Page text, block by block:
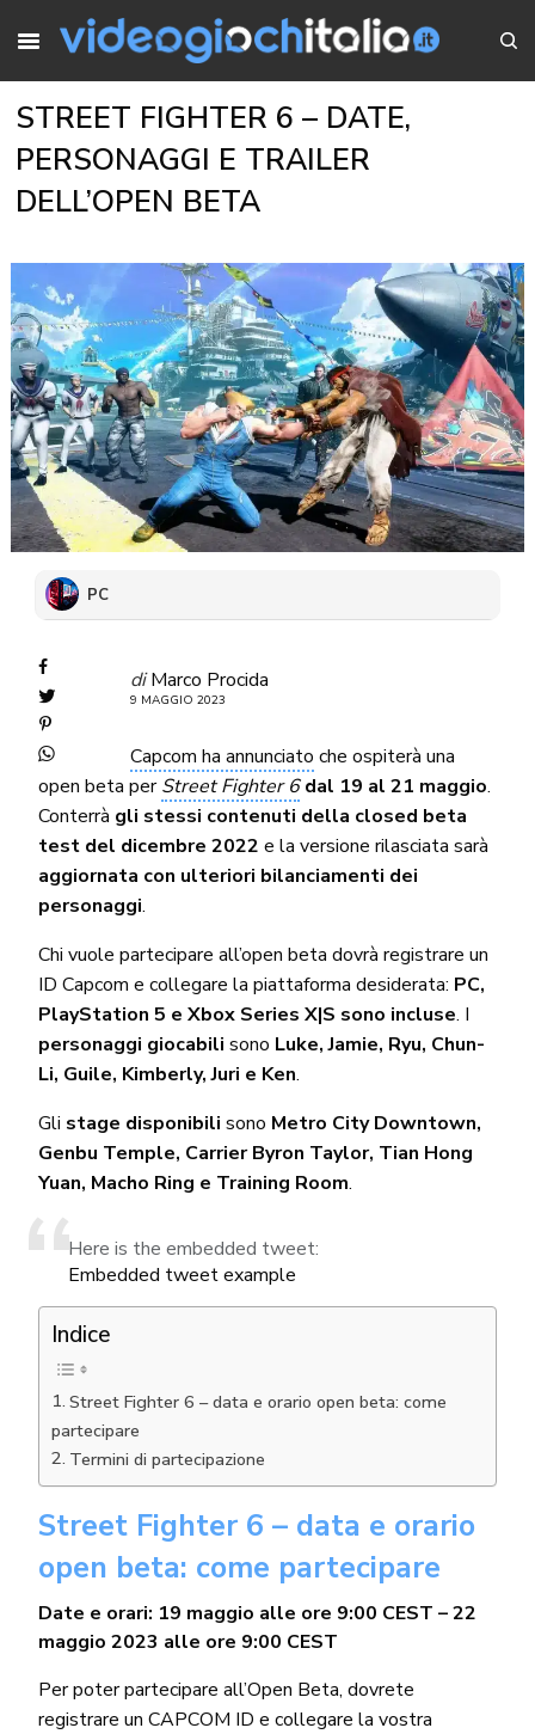
STREET FIGHTER 6 – DATE,
PERSONAGGI E TRAILER
DELL’OPEN BETA
PC
di Marco Procida
9 MAGGIO 2023
Capcom ha annunciato che ospiterà una
open beta perStreet Fighter 6 dal 19 al 21 maggio.
Conterrà gli stessi contenuti della closed beta
test del dicembre 2022 e la versione rilasciata sarà
aggiornata con ulteriori bilanciamenti dei
personaggi.
Chi vuole partecipare all’open beta dovrà registrare un
ID Capcom e collegare la piattaforma desiderata: PC,
PlayStation 5 e Xbox Series X|S sono incluse. I
personaggi giocabili sono Luke, Jamie, Ryu, Chun-
Li, Guile, Kimberly, Juri e Ken.
Gli stage disponibili sono Metro City Downtown,
Genbu Temple, Carrier Byron Taylor, Tian Hong
Yuan, Macho Ring e Training Room.
Here is the embedded tweet:
Embedded tweet example
Indice
Street Fighter 6 – data e orario open beta: come
partecipare
Termini di partecipazione
Street Fighter 6 – data e orario
open beta: come partecipare
Date e orari: 19 maggio alle ore 9:00 CEST – 22
maggio 2023 alle ore 9:00 CEST
Per poter partecipare all’Open Beta, dovrete
registrare un CAPCOM ID e collegare la vostra